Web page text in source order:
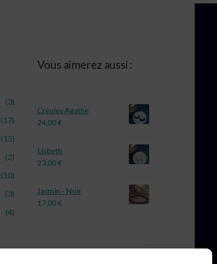
(3)
(17)
(15)
(2)
(10)
(3)
(4)
Vous aimerez aussi :
Créoles Agathe
24,00€
Lisbeth
23,00€
Jasmin - Noir
17,00€